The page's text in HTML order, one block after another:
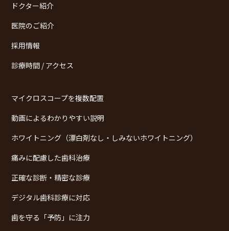
ドクター紹介
医院のご紹介
採用情報
診療時間 / アクセス
マイクロスコープを複数配置
動画によるわかりやすい説明
ホワイトニング（漂白剤なし・しみないホワイトニング）
痛みに配慮した歯科治療
正確な診断・精密な診療
デジタル歯科診療に対応
歯を守る「予防」に注力